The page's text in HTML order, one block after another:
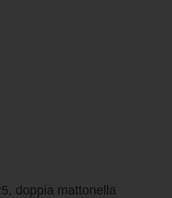
doppia mattonella